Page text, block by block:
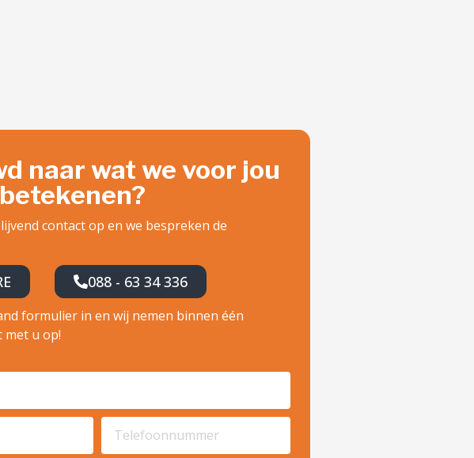
naar wat we voor jou
contact op en we bespreken de
088 - 63 34 336
formulier in en wij nemen binnen één
met u op!